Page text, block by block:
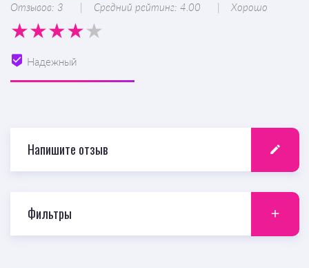
Отзывов: 3 Средний рейтинг: 4.00 Хорошо
Надежный
Напишите отзыв
Фильтры